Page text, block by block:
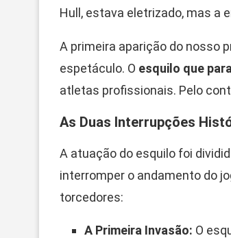
Hull, estava eletrizado, mas a
A primeira aparição do nosso
espetáculo. O esquilo que
atletas profissionais. Pelo
As Duas Interrupções
A atuação do esquilo foi
interromper o andamento do
torcedores:
A Primeira Invasão: O